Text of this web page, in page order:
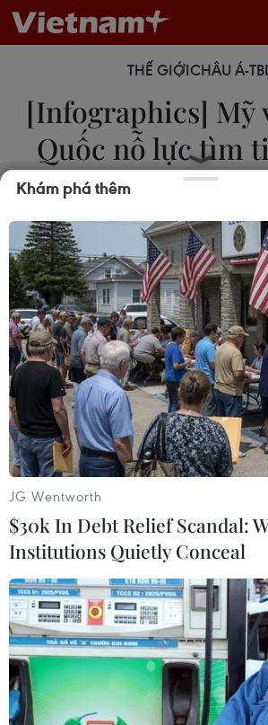
THẾ GIỚICHÂU Á-
[Infographics] Mỹ
Quốc nỗ lực tìm
chung
16/11/2021 11:43
Cuộc họp thượng đỉnh Mỹ-Trung
Joe Biden và Chủ tịch Tập Cận
hình thức trực tuyến đã kết thúc
luận về những vấn đề căn bản
Khám phá thêm
JG Wentworth
$30k In Debt Relief Scandal:
Institutions Quietly Conceal